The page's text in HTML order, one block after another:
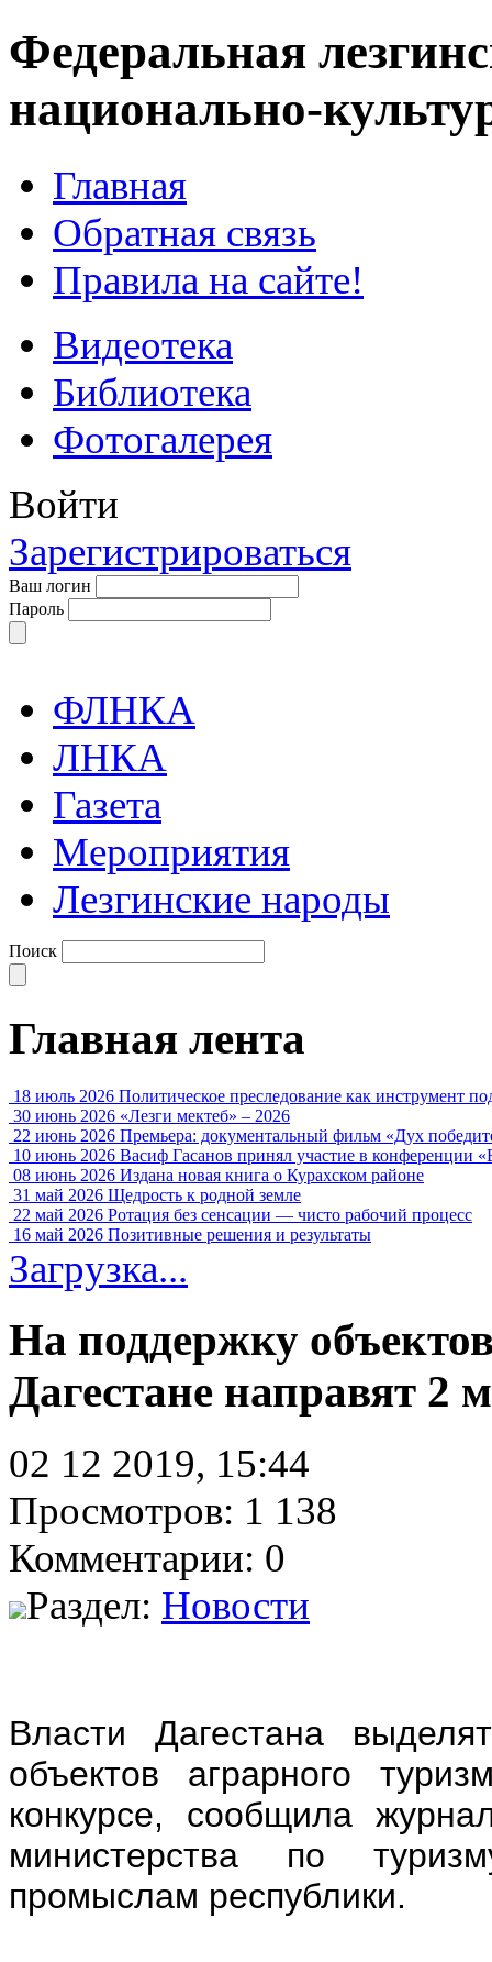
Федеральная
национально-
Главная
Обратная связь
Правила на сайте!
Видеотека
Библиотека
Фотогалерея
Войти
Зарегистрироваться
Ваш логин
Пароль
ФЛНКА
ЛНКА
Газета
Мероприятия
Лезгинские народы
Поиск
Главная лента
18 июль 2026 Политическое преследование как инструмент
30 июнь 2026 «Лезги мектеб» – 2026
22 июнь 2026 Премьера: документальный фильм «Дух
10 июнь 2026 Васиф Гасанов принял участие в конференции
08 июнь 2026 Издана новая книга о Курахском районе
31 май 2026 Щедрость к родной земле
22 май 2026 Ротация без сенсации — чисто рабочий процесс
16 май 2026 Позитивные решения и результаты
Загрузка...
На поддержку
Дагестане направят 2
02 12 2019, 15:44
Просмотров: 1 138
Комментарии: 0
Раздел: Новости
Власти Дагестана
объектов аграрного
конкурсе, сообщила
министерства по
промыслам республики.